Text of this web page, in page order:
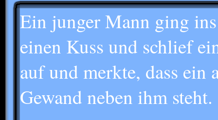
Ein junger Mann ging
einen Kuss und schlief
auf und merkte, dass
Gewand neben ihm steht.